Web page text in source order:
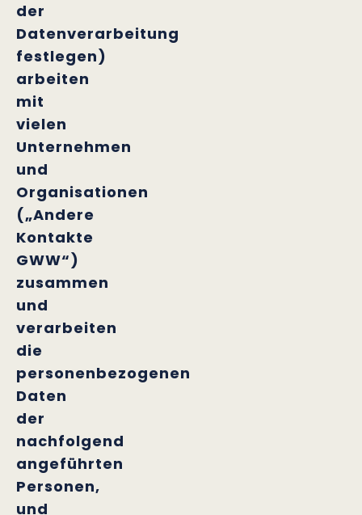
der
Datenverarbeitung
festlegen)
arbeiten
mit
vielen
Unternehmen
und
Organisationen
(„Andere
Kontakte
GWW“)
zusammen
und
verarbeiten
die
personenbezogenen
Daten
der
nachfolgend
angeführten
Personen,
und